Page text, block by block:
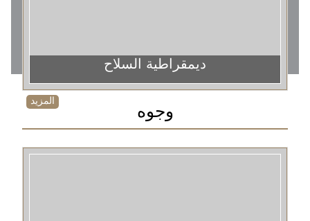
ديمقراطية السلاح
المزيد
وجوه